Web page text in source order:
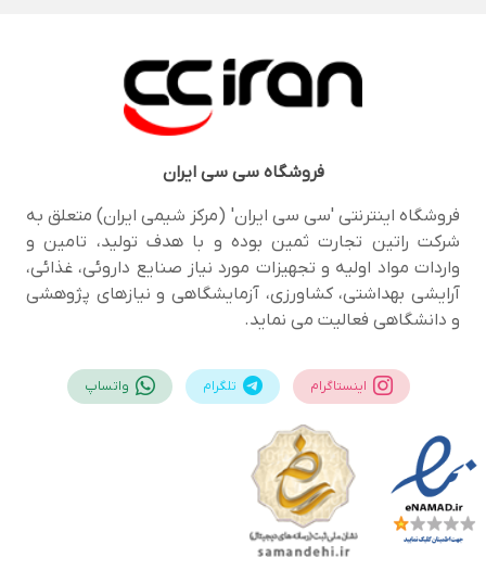
فروشگاهسی سی ایران
فروشگاه اینترنتی 'سی سی ایران' (مرکز شیمی ایران) متعلق به
شرکت راتین تجارت ثمین بوده و با هدف تولید، تامین و
واردات مواد اولیه و تجهیزات مورد نیاز صنایع داروئی، غذائی،
آرایشی بهداشتی، کشاورزی، آزمایشگاهی و نیازهای پژوهشی
و دانشگاهی فعالیت می نماید.
اینستاگرام تلگرام واتساپ